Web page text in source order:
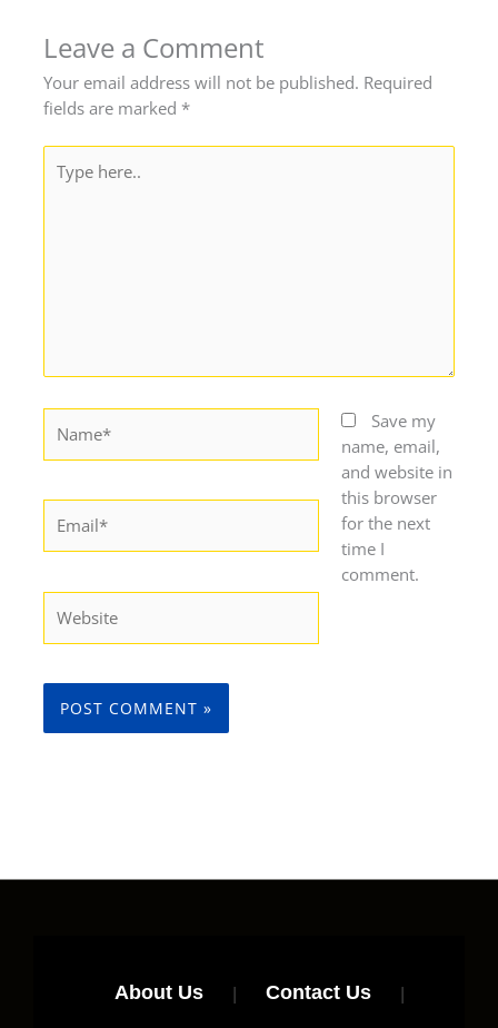
Leave a Comment
Your email address will not be published. Required
fields are marked *
here..
Save my
name, email,
and website in
this browser
for the next
time I
comment.
About Us | Contact Us |